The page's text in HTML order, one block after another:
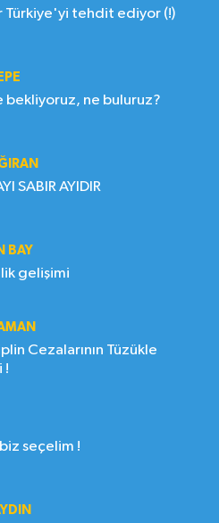
Türkiye'yi tehdit ediyor (!)
bekliyoruz, ne buluruz?
SABIR AYIDIR
BAY
gelişimi
Cezalarının Tüzükle
!
seçelim !